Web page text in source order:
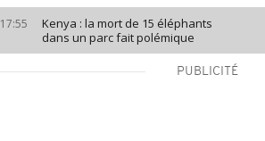
17:55
Kenya : la mort de 15 éléphants
dans un parc fait polémique
PUBLICITÉ